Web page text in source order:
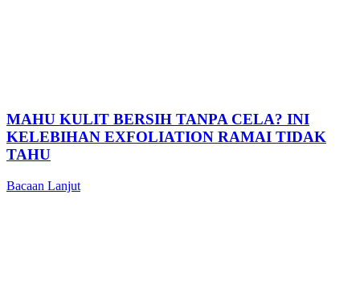
MAHU KULIT BERSIH TANPA CELA? INI
KELEBIHAN EXFOLIATION RAMAI TIDAK
TAHU
Bacaan Lanjut